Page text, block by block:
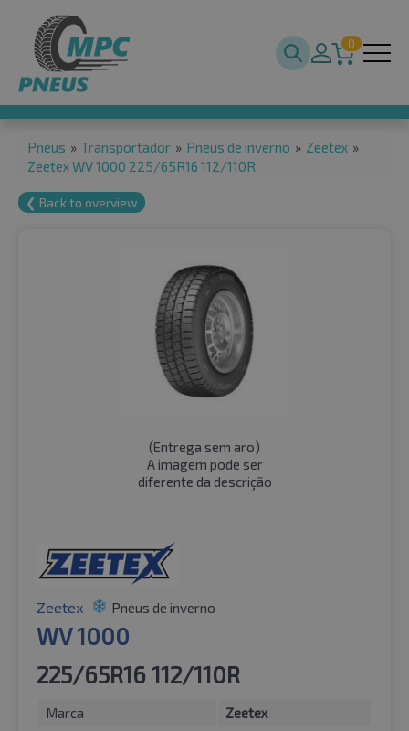
0
Pneus » Transportador » Pneus de inverno » Zeetex »
Zeetex WV 1000 225/65R16 112/110R
❮ Back to overview
(Entrega sem aro)
A imagem pode ser
diferente da descrição
Zeetex Pneus de inverno
WV 1000
225/65R16 112/110R
Marca
Zeetex